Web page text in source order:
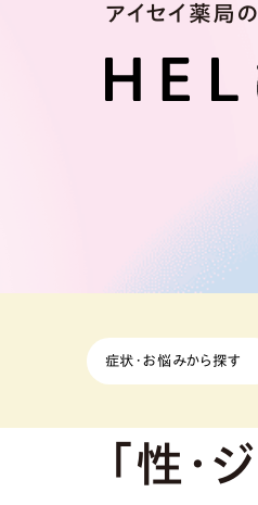
アイセイ薬局
症状・お悩みから探す
「性・